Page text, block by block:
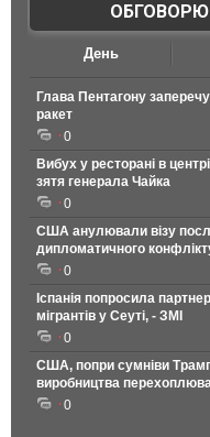
День
Глава Пентагону
ракет
0
Вибух у ресторані в
зятя генерала Чайка
0
США анулювали візу
дипломатичного
0
Іспанія попросила
мігрантів у Сеуті, - ЗМІ
0
США, попри сумніви
виробництва
0